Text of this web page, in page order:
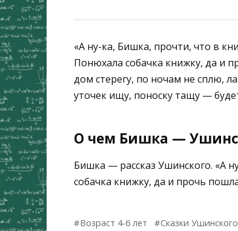
«А ну-ка, Бишка, прочти, что в
Понюхала собачка книжку, да и
дом стерегу, по ночам не сплю,
уточек ищу, поноску тащу —
О чем Бишка —
Бишка — рассказ Ушинского. «А
собачка книжку, да и прочь
Возраст 4-6 лет Сказки